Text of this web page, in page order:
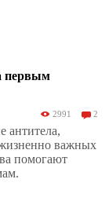
первым
2991 2
антитела,
жизненно важных
помогают